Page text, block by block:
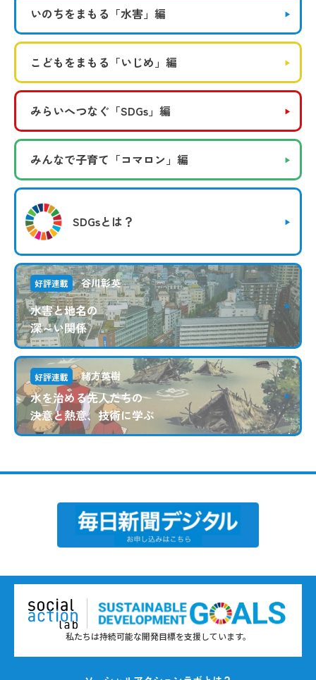
いのちをまもる 「水害」編
こどもをまもる 「いじめ」編
みらいへつなぐ 「SDGs」編
みんなで子育て 「コマロン」編
SDGsとは？
好評連載 谷川彰英
水害と地名の
深～い関係
好評連載 緒方英樹
水を治める先人たちの
決意と熱意、技術に学ぶ
私たちは持続可能な開発目標を支援しています。